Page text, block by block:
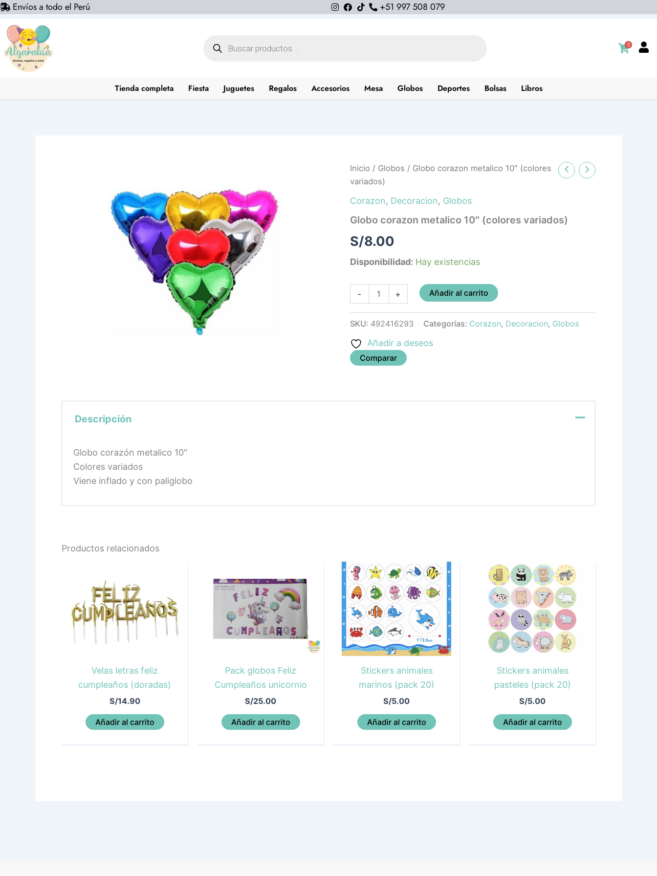
Ir
contenido
Envíos a todo el Perú +51 997 508 079
productos
0
Tienda completa Fiesta Juguetes Regalos Accesorios Mesa Globos Deportes Bolsas Libros
Inicio / Globos / Globo corazon metalico 10″ (colores
variados)
Corazon, Decoracion, Globos
Globo corazon metalico 10″ (colores variados)
S/8.00
Disponibilidad: Hay existencias
-
Globo
metalico
10"
(colores
variados)
cantidad
+ Añadir al carrito
SKU: 492416293 Categorías: Corazon, Decoracion, Globos
Añadir a deseos
Comparar
Descripción
Globo corazón metalico 10″
Colores variados
Viene inflado y con paliglobo
Productos relacionados
Velas letras feliz
cumpleaños (doradas)
S/14.90
Añadir al carrito
Pack globos Feliz
Cumpleaños unicornio
S/25.00
Añadir al carrito
Stickers animales
marinos (pack 20)
S/5.00
Añadir al carrito
Stickers animales
pasteles (pack 20)
S/5.00
Añadir al carrito